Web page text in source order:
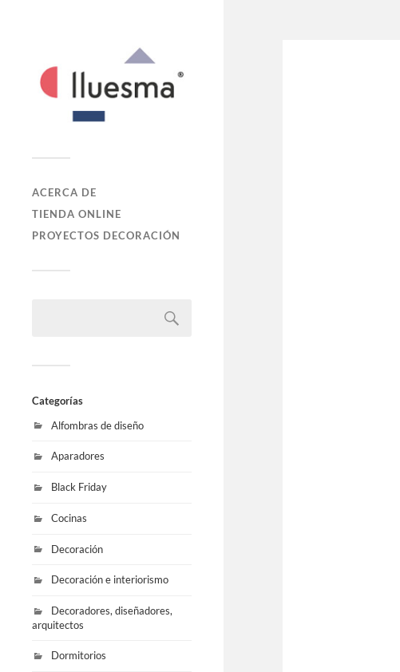
ACERCA DE
TIENDA ONLINE
PROYECTOS DECORACIÓN
Categorías
Alfombras de diseño
Aparadores
Black Friday
Cocinas
Decoración
Decoración e interiorismo
Decoradores, diseñadores,
arquitectos
Dormitorios